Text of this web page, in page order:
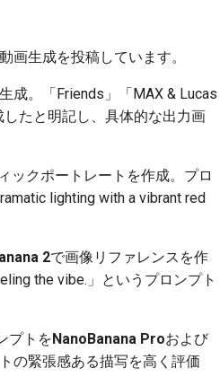
画生成を投稿しています。
成。「Friends」「MAX & Lucas
したと明記し、具体的な出力画
ックポートレートを作成。プロ
lighting with a vibrant red
2で画像リファレンスを作
the vibe.」というプロンプト
プトをNanoBanana Proおよび
の緊張感ある描写を高く評価